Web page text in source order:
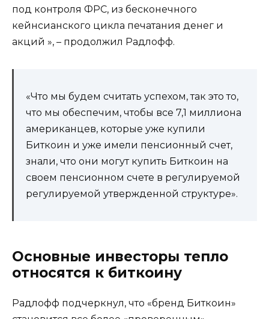
под контроля ФРС, из бесконечного
кейнсианского цикла печатания денег и
акций », – продолжил Радлофф.
«Что мы будем считать успехом, так это то,
что мы обеспечим, чтобы все 7,1 миллиона
американцев, которые уже купили
Биткоин и уже имели пенсионный счет,
знали, что они могут купить Биткоин на
своем пенсионном счете в регулируемой
регулируемой утвержденной структуре».
Основные инвесторы тепло
относятся к биткоину
Радлофф подчеркнул, что «бренд Биткоин»